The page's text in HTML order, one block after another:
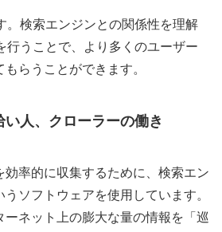
。検索エンジンとの関係性を理解
行うことで、より多くのユーザー
らうことができます。
い人、クローラーの働き
効率的に収集するために、検索エン
ソフトウェアを使用しています。
ーネット上の膨大な量の情報を「巡